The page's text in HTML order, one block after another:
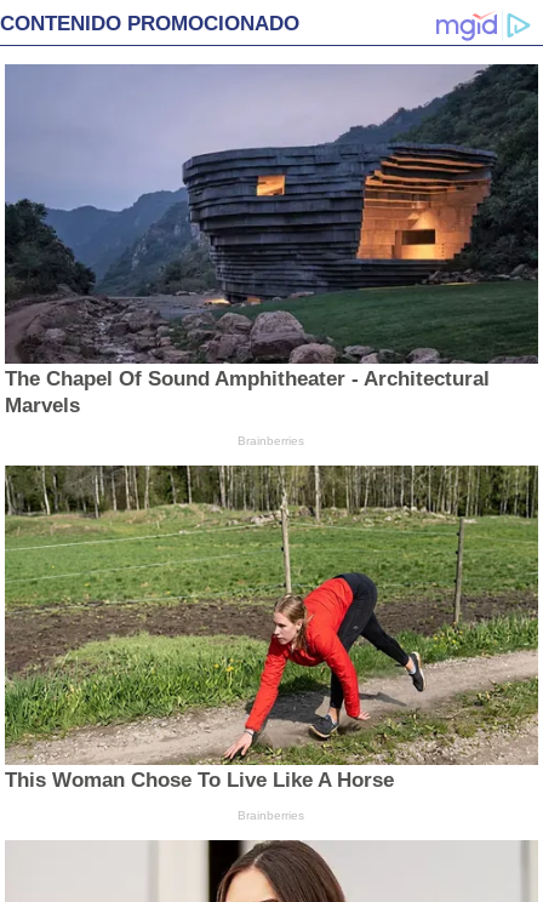
CONTENIDO PROMOCIONADO
The Chapel Of Sound Amphitheater - Architectural
Marvels
Brainberries
This Woman Chose To Live Like A Horse
Brainberries